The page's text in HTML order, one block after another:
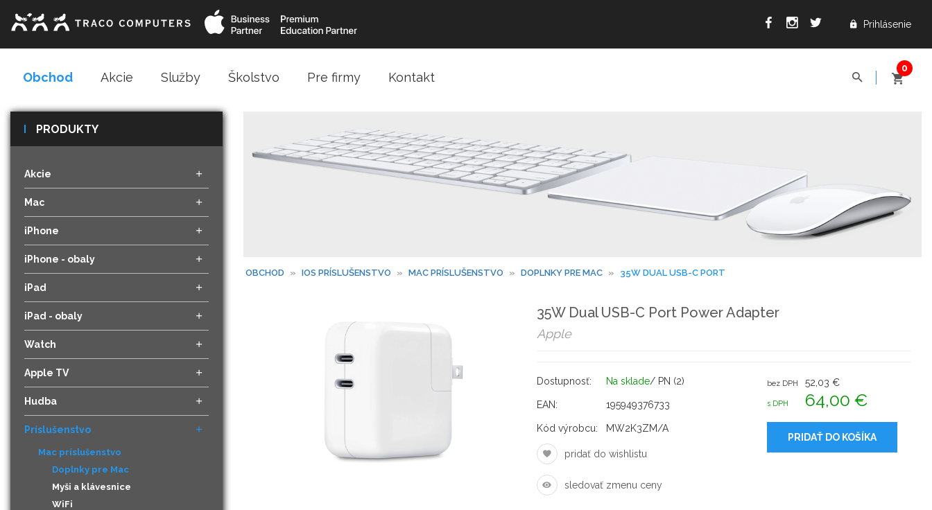
Prihlásenie
Obchod Akcie Služby Školstvo Pre firmy Kontakt
PRODUKTY
Akcie
Mac
iPhone
iPhone - obaly
iPad
iPad - obaly
Watch
Apple TV
Hudba
Príslušenstvo
Mac príslušenstvo
Doplnky pre Mac
Myši a klávesnice
WiFi
OBCHOD » IOS PRÍSLUŠENSTVO » MAC PRÍSLUŠENSTVO » DOPLNKY PRE MAC » 35W DUAL USB-C PORT
35W Dual USB-C Port Power Adapter
Apple
Dostupnosť: Na sklade/ PN (2)
EAN: 195949376733
Kód výrobcu: MW2K3ZM/A
pridať do wishlistu
sledovať zmenu ceny
bez DPH 52,03 €
s DPH 64,00 €
PRIDAŤ DO KOŠÍKA